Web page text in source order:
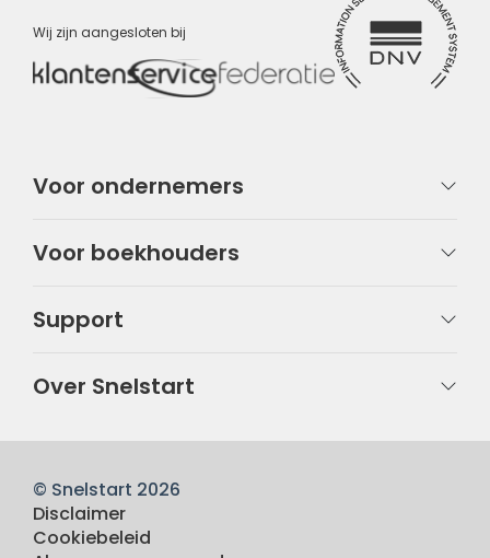
Wij zijn aangesloten bij
Voor ondernemers
Voor boekhouders
Support
Over Snelstart
© Snelstart 2026
Disclaimer
Cookiebeleid